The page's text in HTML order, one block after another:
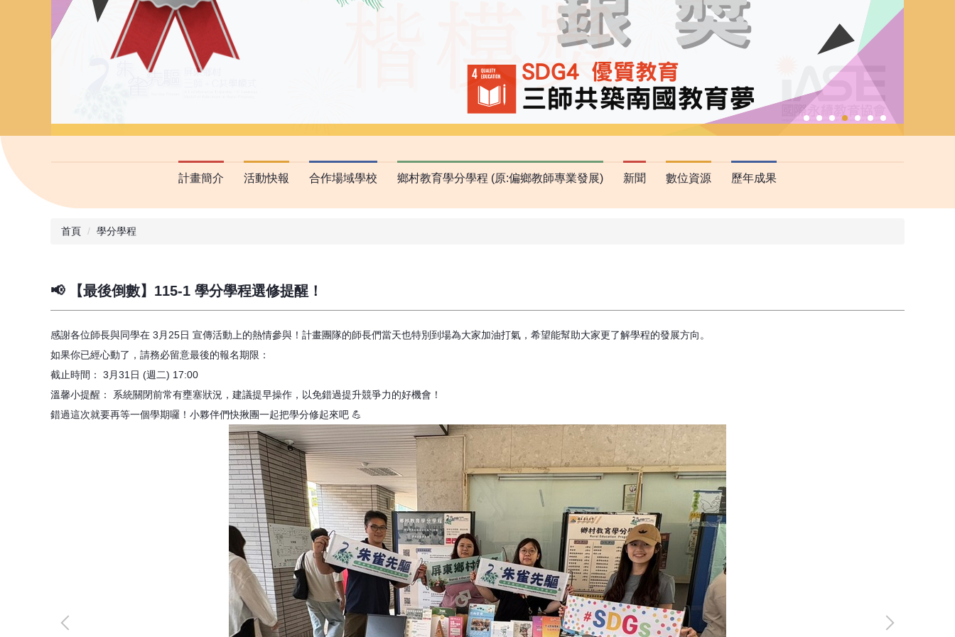
計畫簡介 活動快報 合作場域學校 鄉村教育學分學程 (原:偏鄉教師專業發展) 新聞 數位資源 歷年成果
首頁 學分學程
📢 【最後倒數】115-1 學分學程選修提醒！
感謝各位師長與同學在 3月25日 宣傳活動上的熱情參與！計畫團隊的師長們當天也特別到場為大家加油打氣，希望能幫助大家更了解學程的發展方向。
如果你已經心動了，請務必留意最後的報名期限：
截止時間： 3月31日 (週二) 17:00
溫馨小提醒： 系統關閉前常有壅塞狀況，建議提早操作，以免錯過提升競爭力的好機會！
錯過這次就要再等一個學期囉！小夥伴們快揪團一起把學分修起來吧 💪